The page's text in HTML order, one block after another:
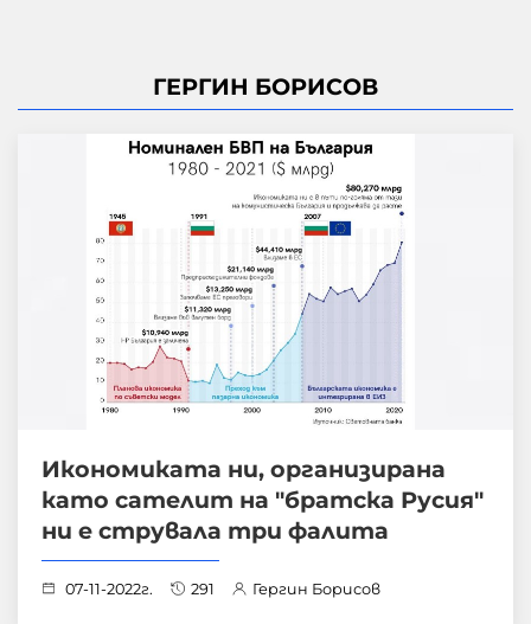
ГЕРГИН БОРИСОВ
Икономиката ни, организирана
като сателит на "братска Русия"
ни е струвала три фалита
07-11-2022г. 291 Гергин Борисов